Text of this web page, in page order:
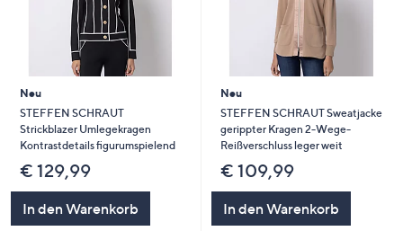
Neu
STEFFEN SCHRAUT
Strickblazer Umlegekragen
Kontrastdetails figurumspielend
€ 129,99
In den Warenkorb
Neu
STEFFEN SCHRAUT Sweatjacke
gerippter Kragen 2-Wege-
Reißverschluss leger weit
€ 109,99
In den Warenkorb